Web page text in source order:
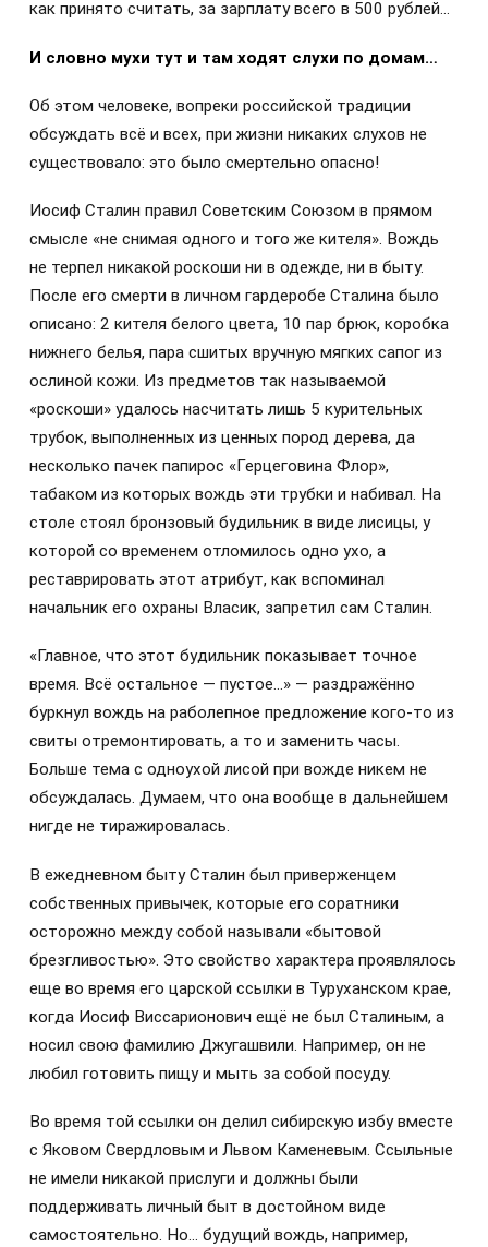
как принято считать, за зарплату всего в 500 рублей…
И словно мухи тут и там ходят слухи по домам…
Об этом человеке, вопреки российской традиции
обсуждать всё и всех, при жизни никаких слухов не
существовало: это было смертельно опасно!
Иосиф Сталин правил Советским Союзом в прямом
смысле «не снимая одного и того же кителя». Вождь
не терпел никакой роскоши ни в одежде, ни в быту.
После его смерти в личном гардеробе Сталина было
описано: 2 кителя белого цвета, 10 пар брюк, коробка
нижнего белья, пара сшитых вручную мягких сапог из
ослиной кожи. Из предметов так называемой
«роскоши» удалось насчитать лишь 5 курительных
трубок, выполненных из ценных пород дерева, да
несколько пачек папирос «Герцеговина Флор»,
табаком из которых вождь эти трубки и набивал. На
столе стоял бронзовый будильник в виде лисицы, у
которой со временем отломилось одно ухо, а
реставрировать этот атрибут, как вспоминал
начальник его охраны Власик, запретил сам Сталин.
«Главное, что этот будильник показывает точное
время. Всё остальное — пустое…» — раздражённо
буркнул вождь на раболепное предложение кого-то из
свиты отремонтировать, а то и заменить часы.
Больше тема с одноухой лисой при вожде никем не
обсуждалась. Думаем, что она вообще в дальнейшем
нигде не тиражировалась.
В ежедневном быту Сталин был приверженцем
собственных привычек, которые его соратники
осторожно между собой называли «бытовой
брезгливостью». Это свойство характера проявлялось
еще во время его царской ссылки в Туруханском крае,
когда Иосиф Виссарионович ещё не был Сталиным, а
носил свою фамилию Джугашвили. Например, он не
любил готовить пищу и мыть за собой посуду.
Во время той ссылки он делил сибирскую избу вместе
с Яковом Свердловым и Львом Каменевым. Ссыльные
не имели никакой прислуги и должны были
поддерживать личный быт в достойном виде
самостоятельно. Но… будущий вождь, например,